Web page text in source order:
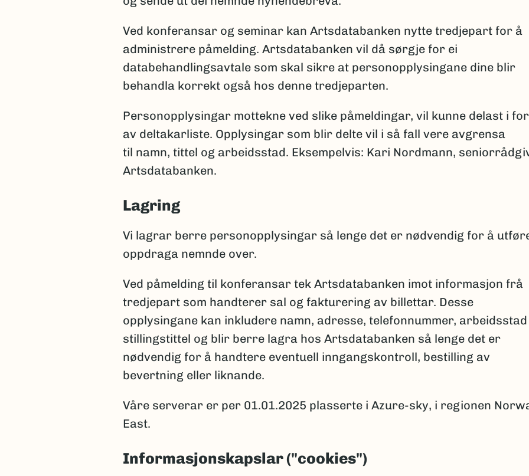
Ved konferansar og seminar kan Artsdatabanken nytte tredjepart for å
administrere påmelding. Artsdatabanken vil då sørgje for ei
databehandlingsavtale som skal sikre at personopplysingane dine blir
behandla korrekt også hos denne tredjeparten.
Personopplysingar mottekne ved slike påmeldingar, vil kunne delast i
av deltakarliste. Opplysingar som blir delte vil i så fall vere avgrensa
til namn, tittel og arbeidsstad. Eksempelvis: Kari Nordmann,
Artsdatabanken.
Lagring
Vi lagrar berre personopplysingar så lenge det er nødvendig for å
oppdraga nemnde over.
Ved påmelding til konferansar tek Artsdatabanken imot informasjon frå
tredjepart som handterer sal og fakturering av billettar. Desse
opplysingane kan inkludere namn, adresse, telefonnummer, arbeidsstad
stillingstittel og blir berre lagra hos Artsdatabanken så lenge det er
nødvendig for å handtere eventuell inngangskontroll, bestilling av
bevertning eller liknande.
Våre serverar er per 01.01.2025 plasserte i Azure-sky, i regionen
East.
Informasjonskapslar ("cookies")